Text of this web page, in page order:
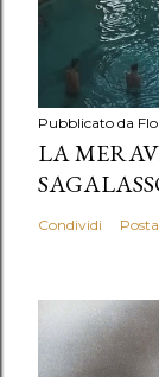
Pubblicato da
LA
Condividi